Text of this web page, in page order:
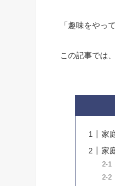
「趣味をやっ
この記事では
家
家